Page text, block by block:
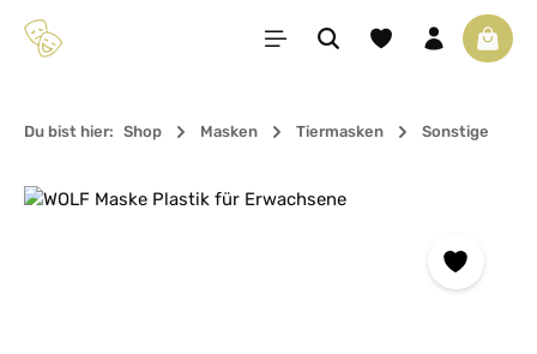
Zum Hauptinhalt springen Du hast 0 Produkte
Du bist hier: Shop Masken Tiermasken Sonstige
Bildergalerie überspringen